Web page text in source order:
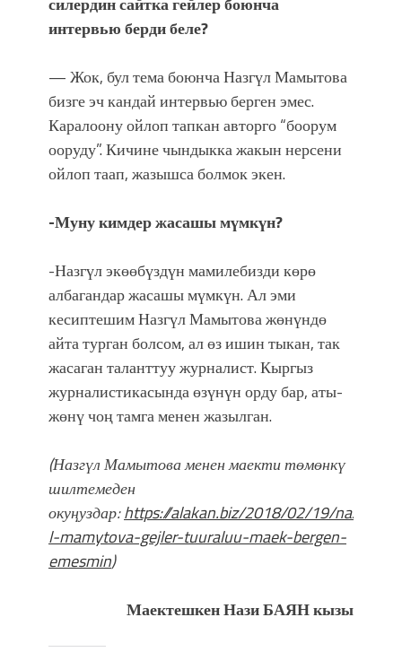
Park'ка 30 миң адам чогулду
интервью берди беле?
— Жок, бул тема боюнча Назгүл Мамытова
бизге эч кандай интервью берген эмес.
Каралоону ойлоп тапкан авторго “боорум
ооруду”. Кичине чындыкка жакын нерсени
ойлоп таап, жазышса болмок экен.
-Муну кимдер жасашы мүмкүн?
-Назгүл экөөбүздүн мамилебизди көрө
албагандар жасашы мүмкүн. Ал эми
кесиптешим Назгүл Мамытова жөнүндө
айта турган болсом, ал өз ишин тыкан, так
жасаган таланттуу журналист. Кыргыз
журналистикасында өзүнүн орду бар, аты-
жөнү чоң тамга менен жазылган.
(Назгүл Мамытова менен маекти төмөнкү
шилтемеден
окуңуздар:https://alakan.biz/2018/02/19/nazg-
l-mamytova-gejler-tuuraluu-maek-bergen-
emesmin)
Маектешкен Нази БАЯН кызы